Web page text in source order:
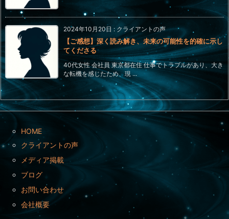
2024年10月20日 : クライアントの声
【ご感想】深く読み解き、未来の可能性を的確に示し
てくださる
40代女性 会社員 東京都在住 仕事でトラブルがあり、大き
な転機を感じたため、現 ...
HOME
クライアントの声
メディア掲載
ブログ
お問い合わせ
会社概要